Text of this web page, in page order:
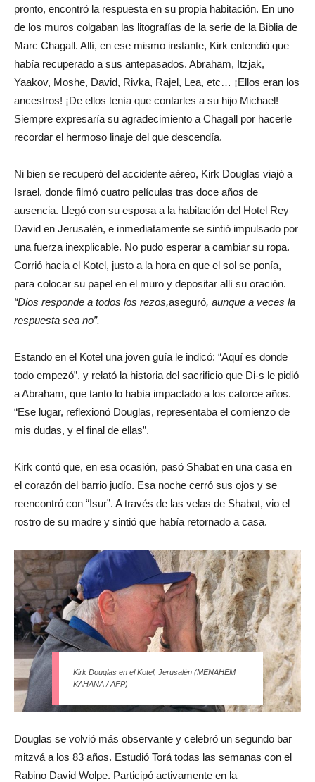
pronto, encontró la respuesta en su propia habitación. En uno
de los muros colgaban las litografías de la serie de la Biblia de
Marc Chagall. Allí, en ese mismo instante, Kirk entendió que
había recuperado a sus antepasados. Abraham, Itzjak,
Yaakov, Moshe, David, Rivka, Rajel, Lea, etc… ¡Ellos eran los
ancestros! ¡De ellos tenía que contarles a su hijo Michael!
Siempre expresaría su agradecimiento a Chagall por hacerle
recordar el hermoso linaje del que descendía.
Ni bien se recuperó del accidente aéreo, Kirk Douglas viajó a
Israel, donde filmó cuatro películas tras doce años de
ausencia. Llegó con su esposa a la habitación del Hotel Rey
David en Jerusalén, e inmediatamente se sintió impulsado por
una fuerza inexplicable. No pudo esperar a cambiar su ropa.
Corrió hacia el Kotel, justo a la hora en que el sol se ponía,
para colocar su papel en el muro y depositar allí su oración.
“Dios responde a todos los rezos,aseguró, aunque a veces la
respuesta sea no”.
Estando en el Kotel una joven guía le indicó: “Aquí es donde
todo empezó”, y relató la historia del sacrificio que Di-s le pidió
a Abraham, que tanto lo había impactado a los catorce años.
“Ese lugar, reflexionó Douglas, representaba el comienzo de
mis dudas, y el final de ellas”.
Kirk contó que, en esa ocasión, pasó Shabat en una casa en
el corazón del barrio judío. Esa noche cerró sus ojos y se
reencontró con “Isur”. A través de las velas de Shabat, vio el
rostro de su madre y sintió que había retornado a casa.
Kirk Douglas en el Kotel, Jerusalén (MENAHEM
KAHANA / AFP)
Douglas se volvió más observante y celebró un segundo bar
mitzvá a los 83 años. Estudió Torá todas las semanas con el
Rabino David Wolpe. Participó activamente en la